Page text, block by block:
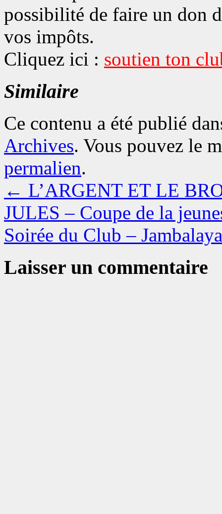
possibilité de faire un don
vos impôts.
Cliquez ici : soutien ton
Similaire
Ce contenu a été publié
Archives. Vous pouvez le
permalien.
← L’ARGENT ET LE
JULES – Coupe de la
Soirée du Club –
Laisser un commentaire